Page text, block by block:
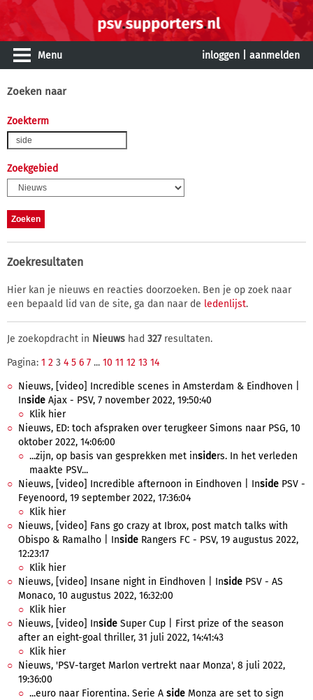
Menu inloggen aanmelden
Zoeken naar
Zoekterm
Zoekgebied
Zoekresultaten
Hier kan je nieuws en reacties doorzoeken. Ben je op zoek naar
een bepaald lid van de site, ga dan naar de ledenlijst.
Je zoekopdracht in Nieuws had 327resultaten.
Pagina: 1 2 3 4 5 6 7 ... 10 11 12 13 14
Nieuws, [video] Incredible scenes in Amsterdam & Eindhoven |
Inside Ajax - PSV, 7 november 2022, 19:50:40
Klik hier
Nieuws, ED: toch afspraken over terugkeer Simons naar PSG, 10
oktober 2022, 14:06:00
...zijn, op basis van gesprekken met insiders. In het verleden
maakte PSV...
Nieuws, [video] Incredible afternoon in Eindhoven | Inside PSV -
Feyenoord, 19 september 2022, 17:36:04
Klik hier
Nieuws, [video] Fans go crazy at Ibrox, post match talks with
Obispo & Ramalho | Inside Rangers FC - PSV, 19 augustus 2022,
12:23:17
Klik hier
Nieuws, [video] Insane night in Eindhoven | Inside PSV - AS
Monaco, 10 augustus 2022, 16:32:00
Klik hier
Nieuws, [video] Inside Super Cup | First prize of the season
after an eight-goal thriller, 31 juli 2022, 14:41:43
Klik hier
Nieuws, 'PSV-target Marlon vertrekt naar Monza', 8 juli 2022,
19:36:00
...euro naar Fiorentina. Serie A side Monza are set to sign